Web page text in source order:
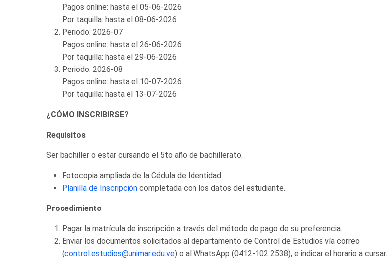
Pagos online: hasta el 05-06-2026
Por taquilla: hasta el 08-06-2026
Periodo: 2026-07
Pagos online: hasta el 26-06-2026
Por taquilla: hasta el 29-06-2026
Periodo: 2026-08
Pagos online: hasta el 10-07-2026
Por taquilla: hasta el 13-07-2026
¿CÓMO INSCRIBIRSE?
Requisitos
Ser bachiller o estar cursando el 5to año de bachillerato.
Fotocopia ampliada de la Cédula de Identidad
Planilla de Inscripcióncompletada con los datos del estudiante.
Procedimiento
Pagar la matrícula de inscripción a través del método de pago de su preferencia.
Enviar los documentos solicitados al departamento de Control de Estudios vía correo
(control.estudios@unimar.edu.ve) o al WhatsApp (0412-102 2538), e indicar el horario a cursar.